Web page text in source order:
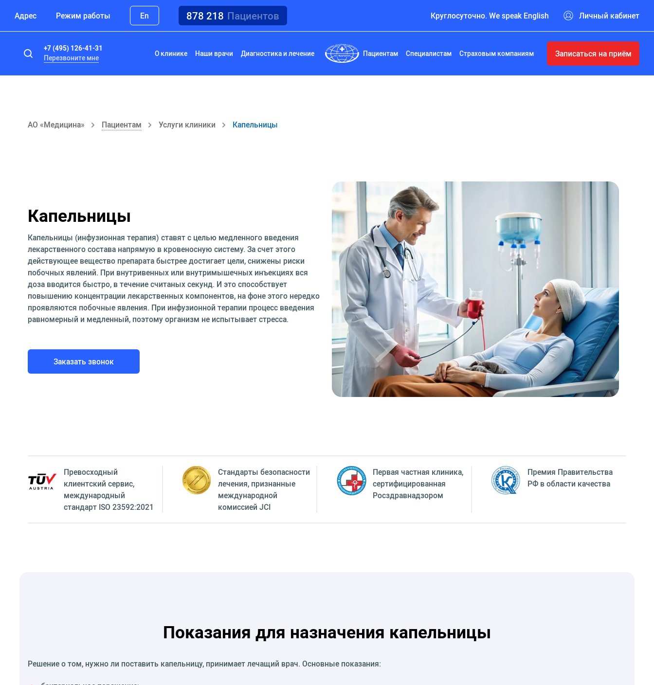
Адрес Режим работы En 878 218 Пациентов Круглосуточно. We speak English Личный кабинет
+7 (495) 126-41-31
Перезвоните мне
О клинике Наши врачи Диагностика и лечение Пациентам Специалистам Страховым компаниям Записаться на приём
АО «Медицина» Пациентам Услуги клиники Капельницы
Капельницы
Капельницы (инфузионная терапия) ставят с целью медленного введения
лекарственного состава напрямую в кровеносную систему. За счет этого
действующее вещество препарата быстрее достигает цели, снижены риски
побочных явлений. При внутривенных или внутримышечных инъекциях вся
доза вводится быстро, в течение считаных секунд. И это способствует
повышению концентрации лекарственных компонентов, на фоне этого нередко
проявляются побочные явления. При инфузионной терапии процесс введения
равномерный и медленный, поэтому организм не испытывает стресса.
Заказать звонок
Превосходный
клиентский сервиc,
международный
стандарт ISO 23592:2021
Стандарты безопасности
лечения, признанные
международной
комиссией JCI
Первая частная клиника,
сертифицированная
Росздравнадзором
Премия Правительства
РФ в области качества
Показания для назначения капельницы
Решение о том, нужно ли поставить капельницу, принимает лечащий врач. Основные показания: